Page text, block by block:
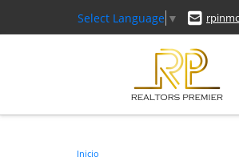
Select Language ▼
Inicio